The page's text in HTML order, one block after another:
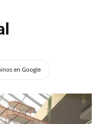
en Google